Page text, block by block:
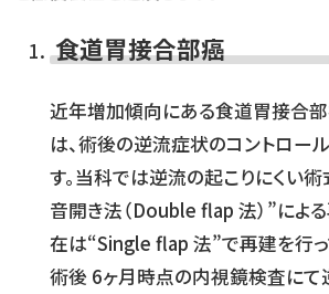
食道胃接合部癌
近年増加傾向にある食道胃接合
は、術後の逆流症状のコントロー
す。当科では逆流の起こりにくい術
音開き法（Double flap 法）”によ
在は“Single flap 法”で再建を行っ
術後 6ヶ月時点の内視鏡検査に